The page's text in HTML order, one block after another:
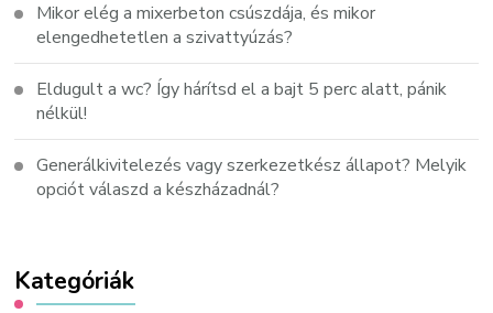
Mikor elég a mixerbeton csúszdája, és mikor
elengedhetetlen a szivattyúzás?
Eldugult a wc? Így hárítsd el a bajt 5 perc alatt, pánik
nélkül!
Generálkivitelezés vagy szerkezetkész állapot? Melyik
opciót válaszd a készházadnál?
Kategóriák